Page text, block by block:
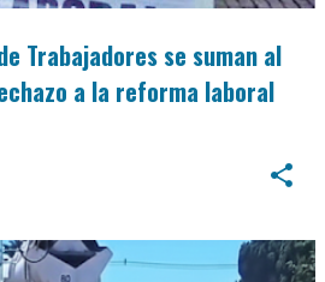
Trabajadores se suman al
a la reforma laboral